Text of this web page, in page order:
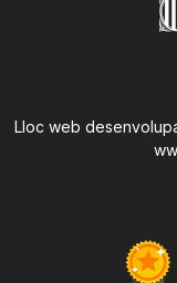
Lloc web